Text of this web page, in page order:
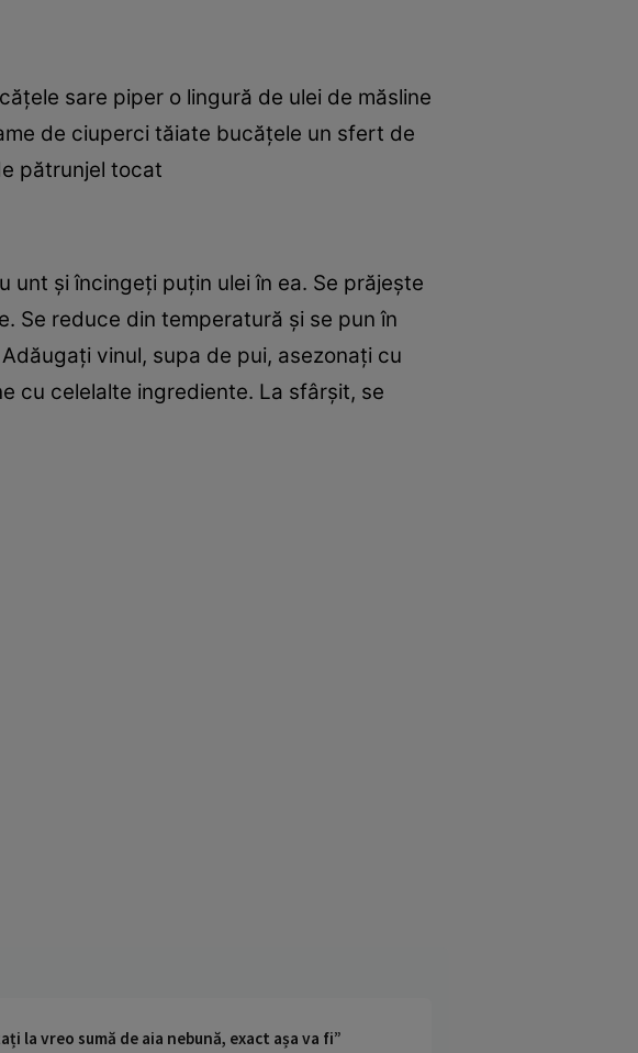
sare piper o lingură de ulei de măsline
de ciuperci tăiate bucăţele un sfert de
pătrunjel tocat
şi încingeţi puţin ulei în ea. Se prăjeşte
Se reduce din temperatură şi se pun în
vinul, supa de pui, asezonaţi cu
cu celelalte ingrediente. La sfârşit, se
la vreo sumă de aia nebună, exact așa va fi”